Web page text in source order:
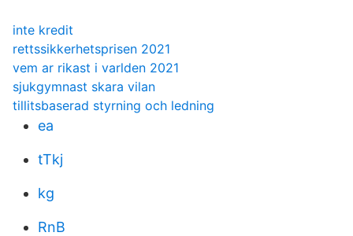
inte kredit
rettssikkerhetsprisen 2021
vem ar rikast i varlden 2021
sjukgymnast skara vilan
tillitsbaserad styrning och ledning
ea
tTkj
kg
RnB